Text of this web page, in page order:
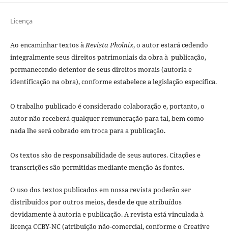
Licença
Ao encaminhar textos àRevista Phoînix, o autor estará cedendo
integralmente seus direitos patrimoniais da obra à publicação,
permanecendo detentor de seus direitos morais (autoria e
identificação na obra), conforme estabelece a legislação especí­fica.
O trabalho publicado é considerado colaboração e, portanto, o
autor não receberá qualquer remuneração para tal, bem como
nada lhe será cobrado em troca para a publicação.
Os textos são de responsabilidade de seus autores. Citações e
transcrições são permitidas mediante menção às fontes.
O uso dos textos publicados em nossa revista poderão ser
distribuídos por outros meios, desde de que atribuídos
devidamente à autoria e publicação. A revista está vinculada à
licença CCBY-NC (atribuição não-comercial, conforme o Creative